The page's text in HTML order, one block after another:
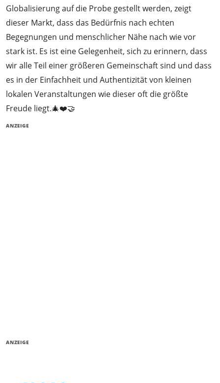
Globalisierung auf die Probe gestellt werden, zeigt
dieser Markt, dass das Bedürfnis nach echten
Begegnungen und menschlicher Nähe nach wie vor
stark ist. Es ist eine Gelegenheit, sich zu erinnern, dass
wir alle Teil einer größeren Gemeinschaft sind und dass
es in der Einfachheit und Authentizität von kleinen
lokalen Veranstaltungen wie dieser oft die größte
Freude liegt.🎄❤️🤝
ANZEIGE
ANZEIGE